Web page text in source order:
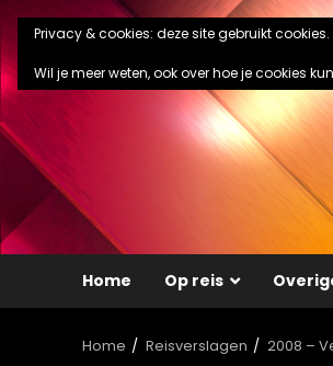
Ga
naar
de
inhoud
Home Op reis
Home Reisverslagen 2008 –
Privacy & cookies: deze site gebruikt
Wil je meer weten, ook over hoe je cookies